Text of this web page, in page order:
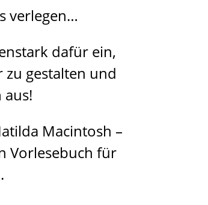
verlegen…
dafür ein,
gestalten und
aus!
Macintosh –
Vorlesebuch für